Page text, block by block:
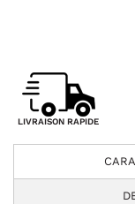
LIVRAISON RAPIDE